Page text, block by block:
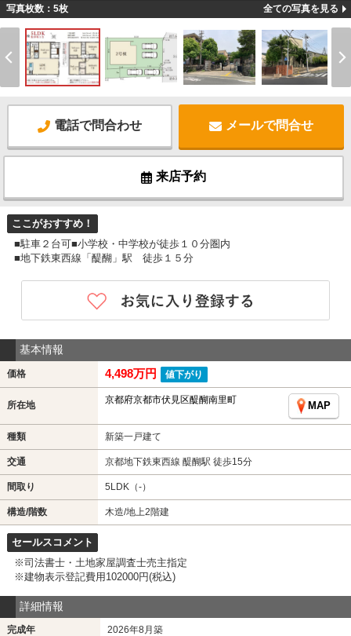
写真枚数：5枚 全ての写真を見る
電話で問合わせ メールで問合せ
来店予約
ここがおすすめ！
■駐車２台可■小学校・中学校が徒歩１０分圏内
■地下鉄東西線「醍醐」駅 徒歩１５分
基本情報
価格 4,498万円 値下がり
所在地 京都府京都市伏見区醍醐南里町
MAP
種類 新築一戸建て
交通 京都地下鉄東西線 醍醐駅 徒歩15分
間取り 5LDK（-）
構造/階数 木造/地上2階建
セールスコメント
※司法書士・土地家屋調査士売主指定
※建物表示登記費用102000円(税込)
詳細情報
完成年 2026年8月築